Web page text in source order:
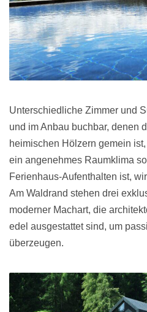
Unterschiedliche Zimmer und
und im Anbau buchbar, denen
heimischen Hölzern gemein
ein angenehmes Raumklima
Ferienhaus-Aufenthalten ist,
Am Waldrand stehen drei
moderner Machart, die
edel ausgestattet sind, um
überzeugen.